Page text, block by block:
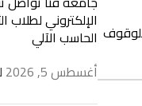
الإلكتروني لطلاب
الحاسب الآلي
أغسطس 5, 2026